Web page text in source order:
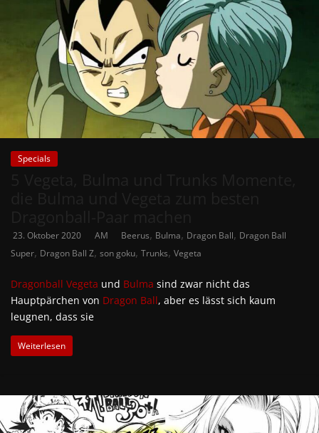
Specials
23. Oktober 2020 AM Beerus, Bulma, Dragon Ball, Dragon Ball
Super, Dragon Ball Z, son goku, Trunks, Vegeta
Dragonball Vegeta und Bulma sind zwar nicht das
Hauptpärchen von Dragon Ball, aber es lässt sich kaum
leugnen, dass sie
Weiterlesen